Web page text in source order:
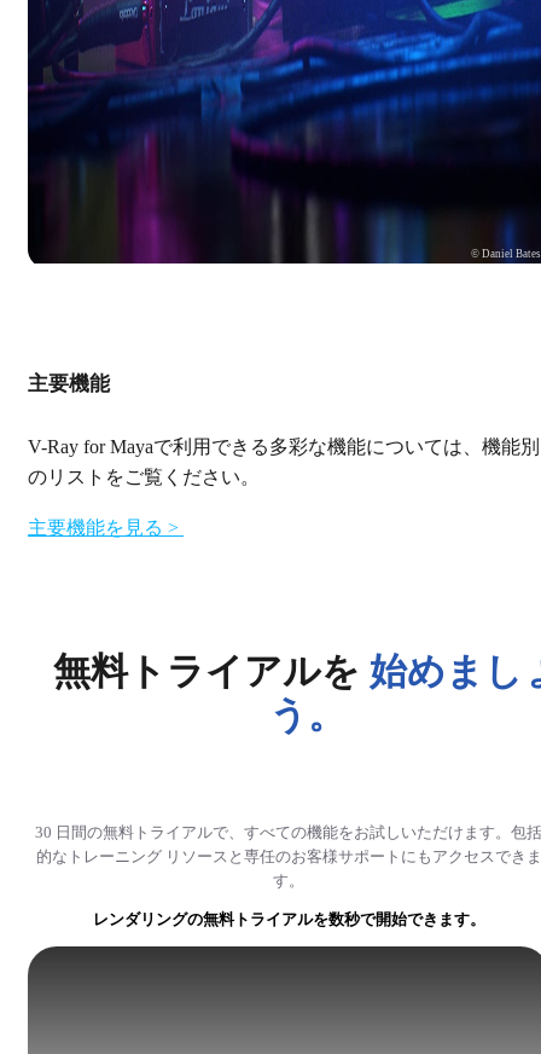
© Daniel Bates
主要機能
V-Ray for Mayaで利用できる多彩な機能については、機能別
のリストをご覧ください。
主要機能を見る >
無料トライアルを 始めまし
う。
30 日間の無料トライアルで、すべての機能をお試しいただけます。包括
的なトレーニング リソースと専任のお客様サポートにもアクセスできま
す。
レンダリングの無料トライアルを数秒で開始できます。